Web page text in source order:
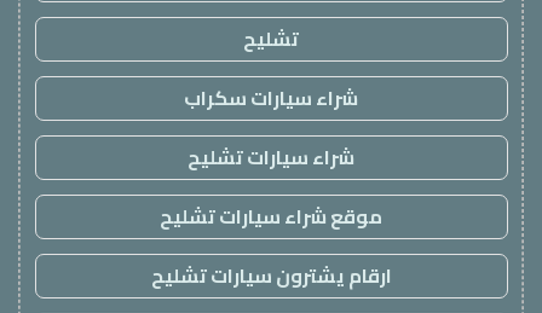
تشليح
شراء سيارات سكراب
شراء سيارات تشليح
موقع شراء سيارات تشليح
ارقام يشترون سيارات تشليح